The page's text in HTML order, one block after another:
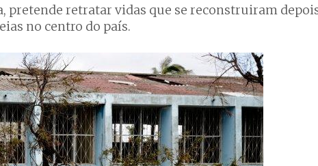
pretende retratar vidas que se reconstruiram
no centro do país.